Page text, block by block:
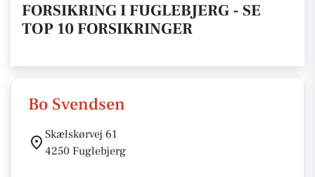
FORSIKRING I FUGLEBJERG - SE
TOP 10 FORSIKRINGER
Bo Svendsen
Skælskørvej 61
4250 Fuglebjerg